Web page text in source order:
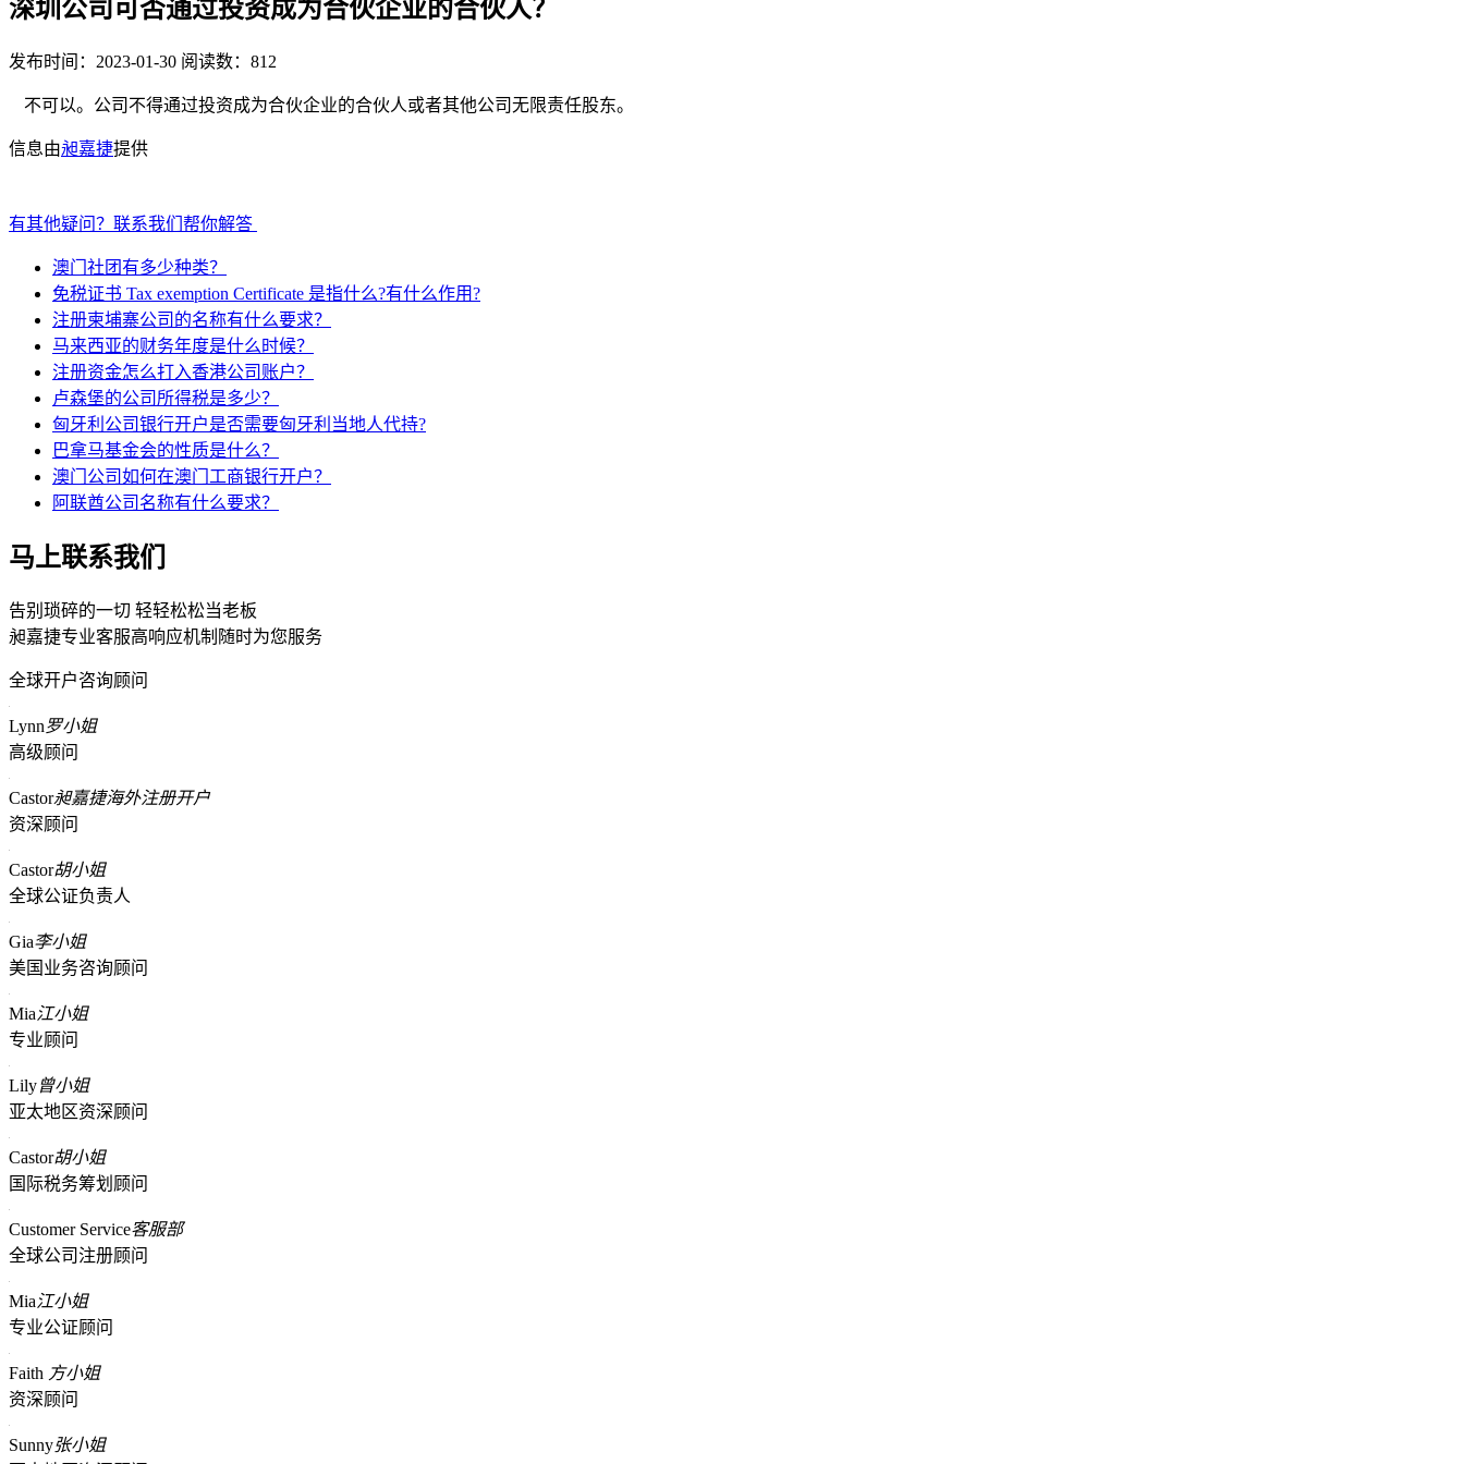
深圳公司可否通过投资成为合伙企业的合伙人？
发布时间：2023-01-30 阅读数：812
不可以。公司不得通过投资成为合伙企业的合伙人或者其他公司无限责任股东。
信息由昶嘉捷提供
有其他疑问？联系我们帮你解答
澳门社团有多少种类？
免税证书 Tax exemption Certificate 是指什么?有什么作用?
注册柬埔寨公司的名称有什么要求？
马来西亚的财务年度是什么时候？
注册资金怎么打入香港公司账户？
卢森堡的公司所得税是多少？
匈牙利公司银行开户是否需要匈牙利当地人代持?
巴拿马基金会的性质是什么？
澳门公司如何在澳门工商银行开户？
阿联酋公司名称有什么要求？
马上联系我们
告别琐碎的一切 轻轻松松当老板
昶嘉捷专业客服高响应机制随时为您服务
全球开户咨询顾问
Lynn罗小姐
高级顾问
Castor昶嘉捷海外注册开户
资深顾问
Castor胡小姐
全球公证负责人
Gia李小姐
美国业务咨询顾问
Mia江小姐
专业顾问
Lily曾小姐
亚太地区资深顾问
Castor胡小姐
国际税务筹划顾问
Customer Service客服部
全球公司注册顾问
Mia江小姐
专业公证顾问
Faith 方小姐
资深顾问
Sunny张小姐